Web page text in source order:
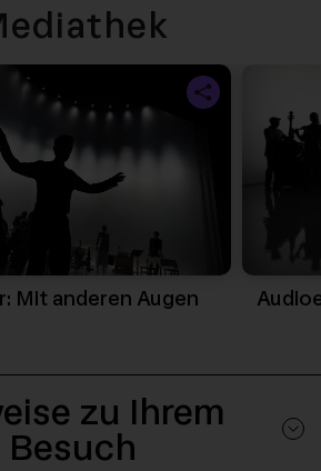
Rest ist Schweigen — Der
Mit anderen AugenPlay Video -
zu Ihrem
Besuch